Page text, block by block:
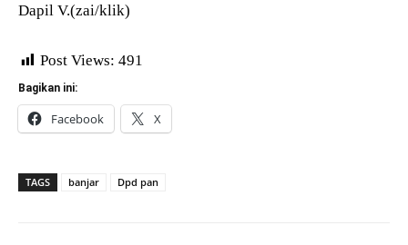
Dapil V.(zai/klik)
Post Views: 491
Bagikan ini:
Facebook X
TAGS banjar Dpd pan